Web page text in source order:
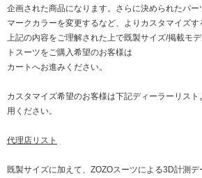
企画された商品になります。さらに決められたパー
マークカラーを変更するなど、よりカスタマイズす
上記の内容をご理解された上で既製サイズ/掲載モ
トスーツをご購入希望のお客様は
カートへお進みください。
カスタマイズ希望のお客様は下記ディーラーリスト
用ください。
代理店リスト
既製サイズに加えて、ZOZOスーツによる3D計測